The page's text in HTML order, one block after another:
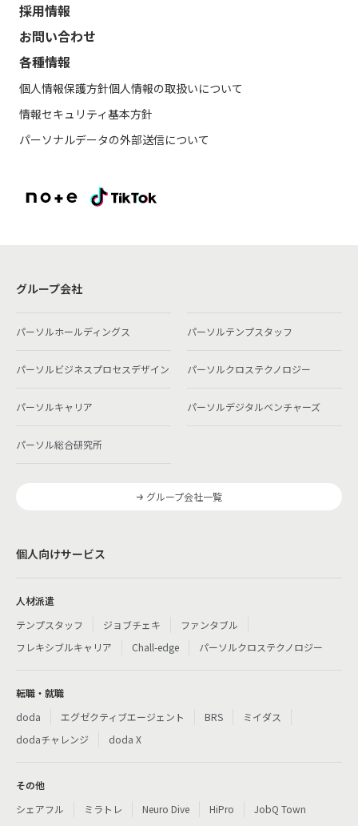
採用情報
お問い合わせ
各種情報
個人情報保護方針個人情報の取扱いについて
情報セキュリティ基本方針
パーソナルデータの外部送信について
グループ会社
パーソルホールディングス パーソルテンプスタッフ
パーソルビジネスプロセスデザイン パーソルクロステクノロジー
パーソルキャリア パーソルデジタルベンチャーズ
パーソル総合研究所
グループ会社一覧
個人向けサービス
人材派遣
テンプスタッフ
ジョブチェキ
ファンタブル
フレキシブルキャリア
Chall-edge パーソルクロステクノロジー
転職・就職
doda
エグゼクティブエージェント BRS
ミイダス
dodaチャレンジ
doda X
その他
シェアフル
ミラトレ Neuro Dive HiPro JobQ Town